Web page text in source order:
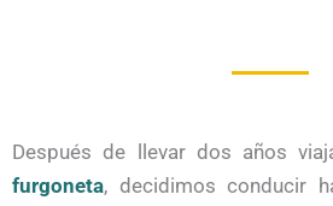
Después de llevar dos años
furgoneta, decidimos conducir